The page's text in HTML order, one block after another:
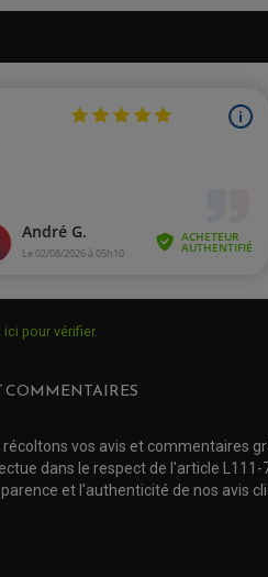
ici pour vérifier.
COMMENTAIRES
récoltons vos avis et commentaires
dans le respect de l'article
et l'authenticité de nos avis